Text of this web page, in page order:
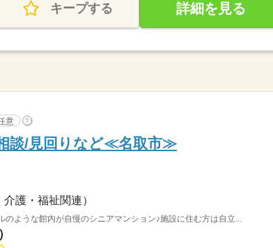
キープする 詳細を見る
意 ?
談/見回りなど≪名取市≫
介護・福祉関連）
ような館内が自慢のシニアマンション♪施設に住む方は自立...